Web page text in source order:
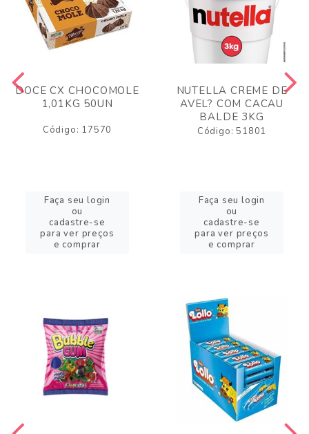
DOCE CX CHOCOMOLE
1,01KG 50UN
Código: 17570
Faça seu login
ou
cadastre-se
para ver preços
e comprar
NUTELLA CREME DE
AVEL? COM CACAU
BALDE 3KG
Código: 51801
Faça seu login
ou
cadastre-se
para ver preços
e comprar